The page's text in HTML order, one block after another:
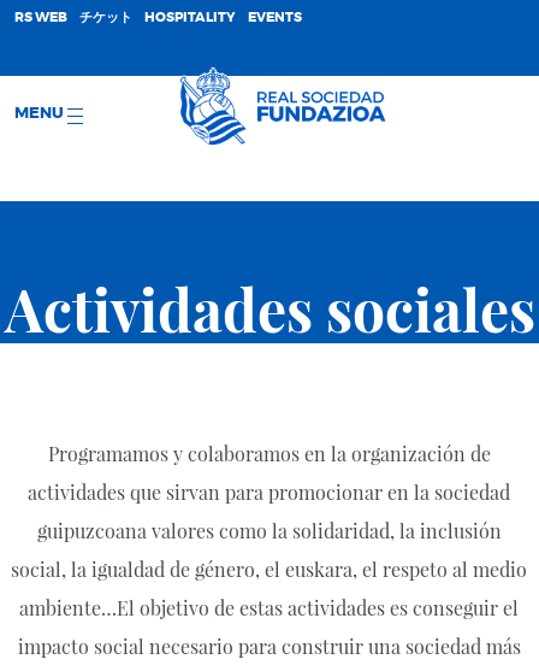
RS WEB チケット HOSPITALITY EVENTS
MENU
Actividades sociales
Programamos y colaboramos en la organización de
actividades que sirvan para promocionar en la sociedad
guipuzcoana valores como la solidaridad, la inclusión
social, la igualdad de género, el euskara, el respeto al medio
ambiente…El objetivo de estas actividades es conseguir el
impacto social necesario para construir una sociedad más